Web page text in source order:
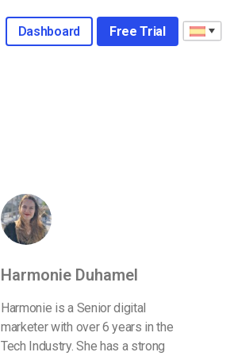
Dashboard Free Trial
Harmonie Duhamel
Harmonie is a Senior digital
marketer with over 6 years in the
Tech Industry. She has a strong